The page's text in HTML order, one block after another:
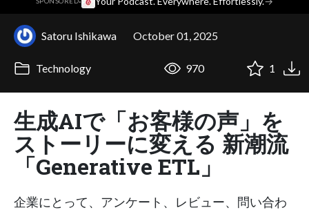
Satoru Ishikawa October 01, 2025
Technology 970 1
生成AIで「お客様の声」を
ストーリーに変える 新潮流
「Generative ETL」
企業にとって、アンケート、レビュー、問い合わ